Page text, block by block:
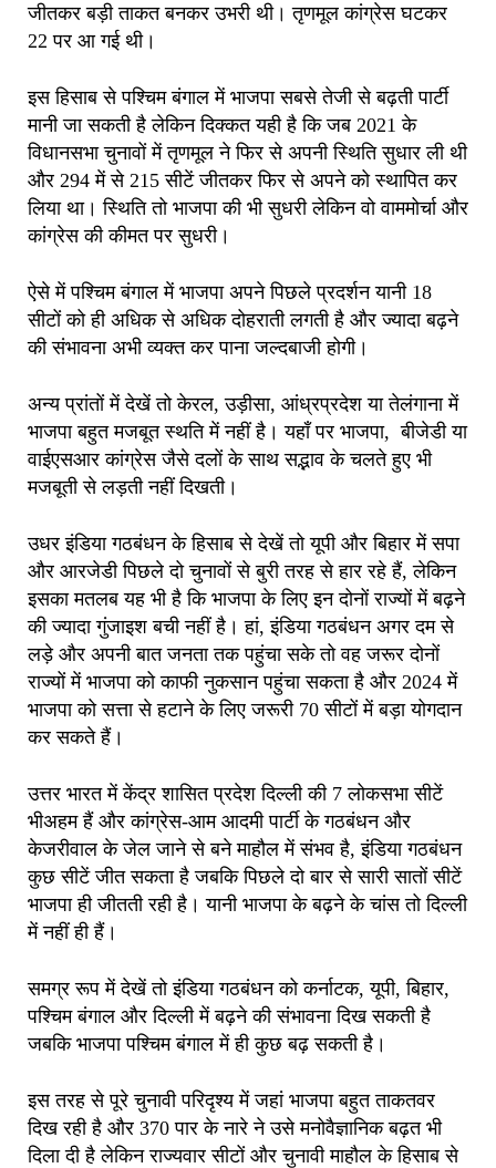
जीतकर बड़ी ताकत बनकर उभरी थी। तृणमूल कांग्रेस घटकर
22 पर आ गई थी।
इस हिसाब से पश्चिम बंगाल में भाजपा सबसे तेजी से बढ़ती पार्टी
मानी जा सकती है लेकिन दिक्कत यही है कि जब 2021 के
विधानसभा चुनावों में तृणमूल ने फिर से अपनी स्थिति सुधार ली थी
और 294 में से 215 सीटें जीतकर फिर से अपने को स्थापित कर
लिया था। स्थिति तो भाजपा की भी सुधरी लेकिन वो वाममोर्चा और
कांग्रेस की कीमत पर सुधरी।
ऐसे में पश्चिम बंगाल में भाजपा अपने पिछले प्रदर्शन यानी 18
सीटों को ही अधिक से अधिक दोहराती लगती है और ज्यादा बढ़ने
की संभावना अभी व्यक्त कर पाना जल्दबाजी होगी।
अन्य प्रांतों में देखें तो केरल, उड़ीसा, आंध्रप्रदेश या तेलंगाना में
भाजपा बहुत मजबूत स्थति में नहीं है। यहाँ पर भाजपा, बीजेडी या
वाईएसआर कांग्रेस जैसे दलों के साथ सद्भाव के चलते हुए भी
मजबूती से लड़ती नहीं दिखती।
उधर इंडिया गठबंधन के हिसाब से देखें तो यूपी और बिहार में सपा
और आरजेडी पिछले दो चुनावों से बुरी तरह से हार रहे हैं, लेकिन
इसका मतलब यह भी है कि भाजपा के लिए इन दोनों राज्यों में बढ़ने
की ज्यादा गुंजाइश बची नहीं है। हां, इंडिया गठबंधन अगर दम से
लड़े और अपनी बात जनता तक पहुंचा सके तो वह जरूर दोनों
राज्यों में भाजपा को काफी नुकसान पहुंचा सकता है और 2024 में
भाजपा को सत्ता से हटाने के लिए जरूरी 70 सीटों में बड़ा योगदान
कर सकते हैं।
उत्तर भारत में केंद्र शासित प्रदेश दिल्ली की 7 लोकसभा सीटें
भीअहम हैं और कांग्रेस-आम आदमी पार्टी के गठबंधन और
केजरीवाल के जेल जाने से बने माहौल में संभव है, इंडिया गठबंधन
कुछ सीटें जीत सकता है जबकि पिछले दो बार से सारी सातों सीटें
भाजपा ही जीतती रही है। यानी भाजपा के बढ़ने के चांस तो दिल्ली
में नहीं ही हैं।
समग्र रूप में देखें तो इंडिया गठबंधन को कर्नाटक, यूपी, बिहार,
पश्चिम बंगाल और दिल्ली में बढ़ने की संभावना दिख सकती है
जबकि भाजपा पश्चिम बंगाल में ही कुछ बढ़ सकती है।
इस तरह से पूरे चुनावी परिदृश्य में जहां भाजपा बहुत ताकतवर
दिख रही है और 370 पार के नारे ने उसे मनोवैज्ञानिक बढ़त भी
दिला दी है लेकिन राज्यवार सीटों और चुनावी माहौल के हिसाब से